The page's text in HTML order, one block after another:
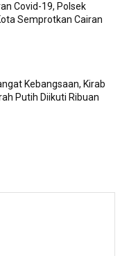
Covid-19, Polsek
Semprotkan Cairan
Kebangsaan, Kirab
Putih Diikuti Ribuan